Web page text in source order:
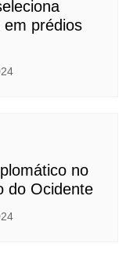
prédios
no
do Ocidente